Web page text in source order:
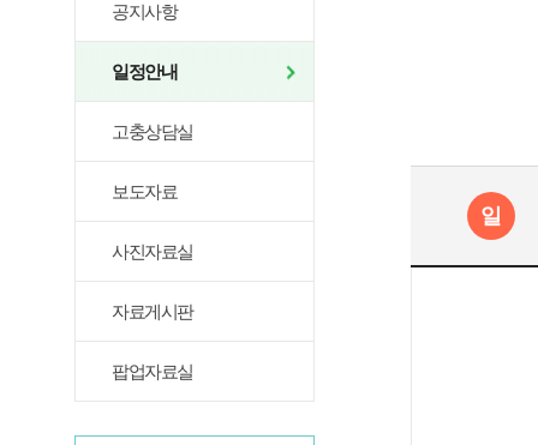
공지사항
일정안내
고충상담실
보도자료
사진자료실
자료게시판
팝업자료실
일